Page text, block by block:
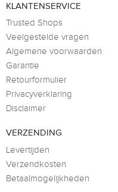
KLANTENSERVICE
Trusted Shops
Veelgestelde vragen
Algemene voorwaarden
Garantie
Retourformulier
Privacyverklaring
Disclaimer
VERZENDING
Levertijden
Verzendkosten
Betaalmogelijkheden